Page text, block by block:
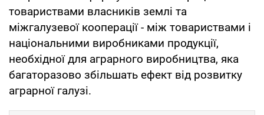
товариствами власників землі та
міжгалузевої кооперації - між товариствами і
національними виробниками продукції,
необхідної для аграрного виробництва, яка
багаторазово збільшать ефект від розвитку
аграрної галузі.